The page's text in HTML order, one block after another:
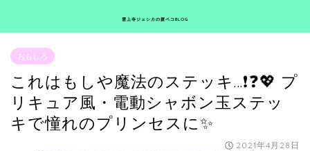
雲上寺ジェシカの腹ペコBLOG
おもしろ
これはもしや魔法のステッキ…❗❓💖 プ
リキュア風・電動シャボン玉ステッ
キで憧れのプリンセスに✨
2021年4月28日